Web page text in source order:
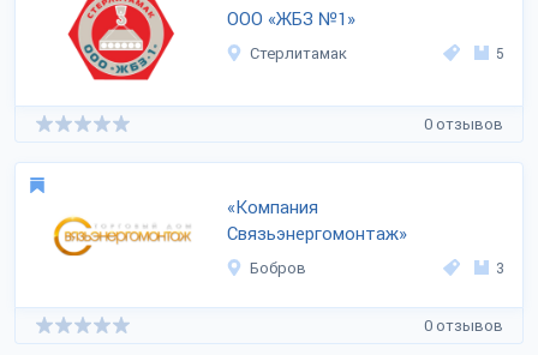
OOO «ЖБЗ №1»
Стерлитамак 5
0 отзывов
«Компания
Связьэнергомонтаж»
Бобров 3
0 отзывов